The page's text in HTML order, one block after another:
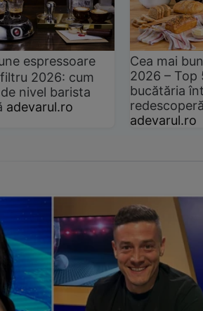
espressoare
2026: cum
nivel barista
adevarul.ro
Cea mai
2026 –
bucătăria
adevarul.ro